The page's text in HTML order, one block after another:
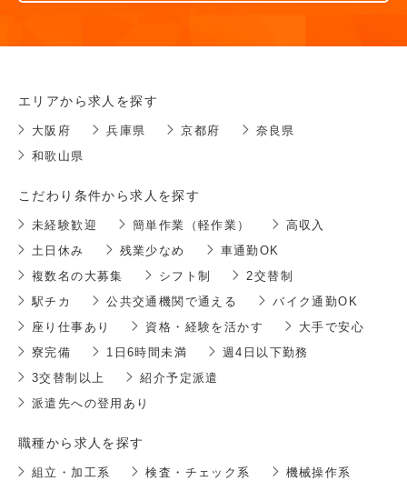
エリアから求人を探す
大阪府 兵庫県 京都府
奈良県
和歌山県
こだわり条件から求人を探す
未経験歓迎 簡単作業（軽作業）
高収入
土日休み
残業少なめ
車通勤OK
複数名の大募集
シフト制
2交替制
駅チカ
公共交通機関で通える
バイク通勤OK
座り仕事あり
資格・経験を活かす
大手で安心
寮完備
1日6時間未満
週4日以下勤務
3交替制以上
紹介予定派遣
派遣先への登用あり
職種から求人を探す
組立・加工系 検査・チェック系
機械操作系